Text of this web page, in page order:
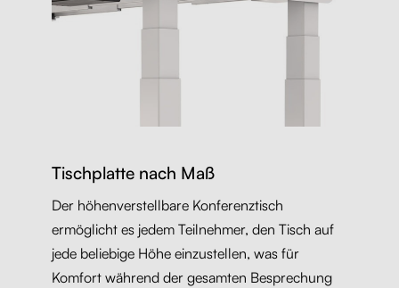
Tischplatte nach Maß
Der höhenverstellbare Konferenztisch
ermöglicht es jedem Teilnehmer, den Tisch auf
jede beliebige Höhe einzustellen, was für
Komfort während der gesamten Besprechung